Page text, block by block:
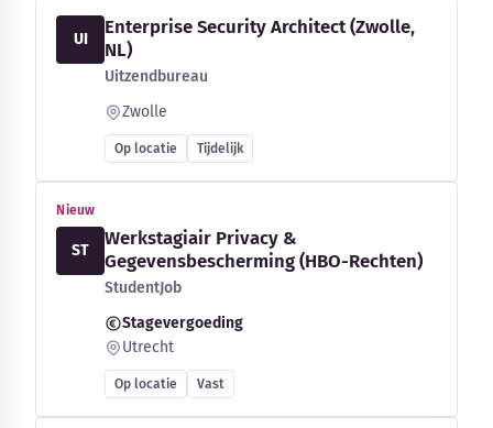
UI
Enterprise Security Architect (Zwolle,
NL)
Uitzendbureau
Zwolle
Op locatie Tijdelijk
Nieuw
ST
Werkstagiair Privacy &
Gegevensbescherming (HBO-Rechten)
StudentJob
Stagevergoeding
Utrecht
Op locatie Vast